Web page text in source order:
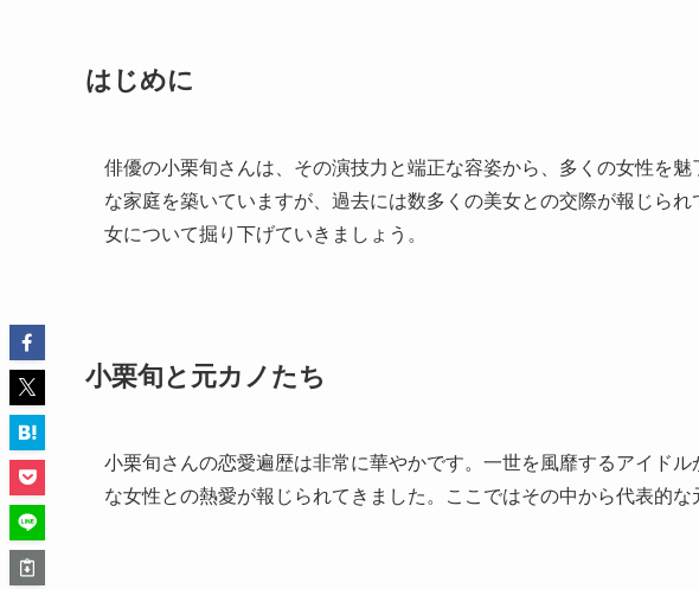
はじめに
俳優の小栗旬さんは、その演技力と端正な容姿から、多くの女性を
な家庭を築いていますが、過去には数多くの美女との交際が報じら
女について掘り下げていきましょう。
小栗旬と元カノたち
小栗旬さんの恋愛遍歴は非常に華やかです。一世を風靡するアイド
な女性との熱愛が報じられてきました。ここではその中から代表的な